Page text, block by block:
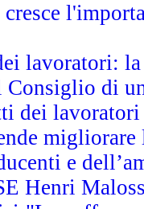
lavoratori:
Consiglio di
dei lavoratori
e
Henri